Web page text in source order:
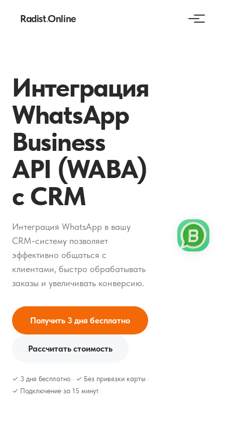
Radist.Online
Интеграция
WhatsApp
Business
API (WABA)
с CRM
Интеграция WhatsApp в вашу
CRM-систему позволяет
эффективно общаться с
клиентами, быстро обрабатывать
заказы и увеличивать конверсию.
Получить 3 дня бесплатно
Рассчитать стоимость
✓ 3 дня бесплатно · ✓ Без привязки карты ·
✓ Подключение за 15 минут